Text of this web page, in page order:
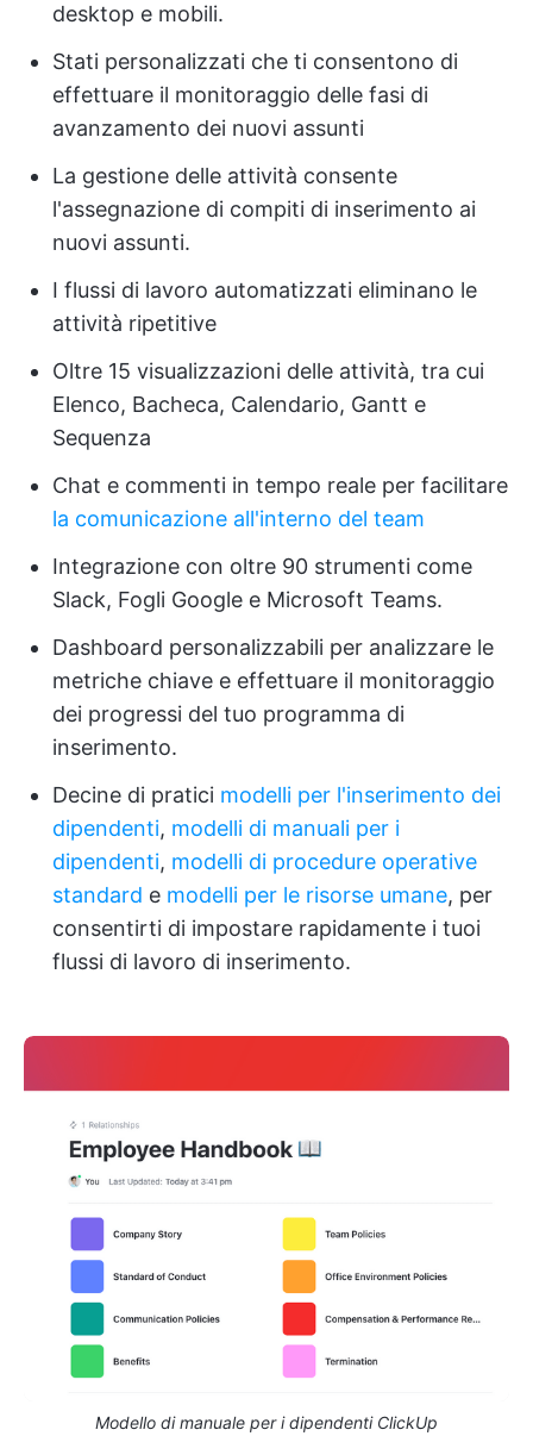
desktop e mobili.
Stati personalizzati che ti consentono di
effettuare il monitoraggio delle fasi di
avanzamento dei nuovi assunti
La gestione delle attività consente
l'assegnazione di compiti di inserimento ai
nuovi assunti.
I flussi di lavoro automatizzati eliminano le
attività ripetitive
Oltre 15 visualizzazioni delle attività, tra cui
Elenco, Bacheca, Calendario, Gantt e
Sequenza
Chat e commenti in tempo reale per facilitare
la comunicazione all'interno del team
Integrazione con oltre 90 strumenti come
Slack, Fogli Google e Microsoft Teams.
Dashboard personalizzabili per analizzare le
metriche chiave e effettuare il monitoraggio
dei progressi del tuo programma di
inserimento.
Decine di pratici modelli per l'inserimento dei
dipendenti, modelli di manuali per i
dipendenti, modelli di procedure operative
standard e modelli per le risorse umane, per
consentirti di impostare rapidamente i tuoi
flussi di lavoro di inserimento.
Modello di manuale per i dipendenti ClickUp